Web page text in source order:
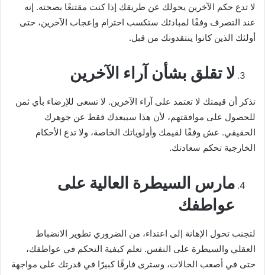
لا تدع حكم الآخرين يحولك عن طريقك إذا كنت مقتنعًا بصحته. إنه
عند التصرف وفقًا لمبادئك ستكسب احترام وإعجاب الآخرين، حتى
أولئك الذين كانوا ينتقدونك من قبل.
لا تقلق بشأن آراء الآخرين
تذكر أن قيمتك لا تعتمد على آراء الآخرين. لا تسعى للإرضاء بأي ثمن
للحصول على موافقتهم، لأن هذا سيبعدك فقط عن جوهرك
الحقيقي. عش وفقًا لقيمك وأولوياتك الخاصة، ولا تدع الأحكام
الخارجية تحكم سعادتك.
مارس السيطرة العالية على
عواطفك
لتجنب تحول الإهانة إلى اعتداء، من الضروري تطوير الانضباط
العقلي والسيطرة على النفس. تعلم كيفية التحكم في عواطفك،
حتى في أصعب الحالات، وسترى فارقًا كبيرًا في قدرتك على مواجهة